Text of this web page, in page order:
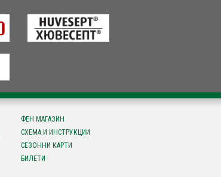
ФЕН МАГАЗИН
СХЕМА И ИНСТРУКЦИИ
СЕЗОННИ КАРТИ
БИЛЕТИ